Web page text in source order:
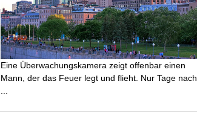
Eine Überwachungskamera zeigt offenbar einen
Mann, der das Feuer legt und flieht. Nur Tage nach